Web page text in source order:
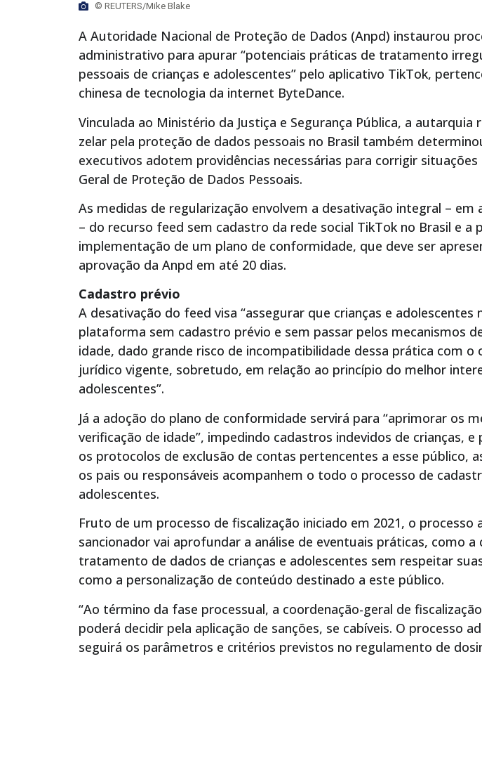
© REUTERS/Mike Blake
A Autoridade Nacional de Proteção de Dados (Anpd) instaurou
administrativo para apurar “potenciais práticas de tratamento
pessoais de crianças e adolescentes” pelo aplicativo TikTok,
chinesa de tecnologia da internet ByteDance.
Vinculada ao Ministério da Justiça e Segurança Pública, a autarquia
zelar pela proteção de dados pessoais no Brasil também
executivos adotem providências necessárias para corrigir situações
Geral de Proteção de Dados Pessoais.
As medidas de regularização envolvem a desativação integral – em
– do recurso feed sem cadastro da rede social TikTok no Brasil e a
implementação de um plano de conformidade, que deve ser
aprovação da Anpd em até 20 dias.
Cadastro prévio
A desativação do feed visa “assegurar que crianças e adolescentes
plataforma sem cadastro prévio e sem passar pelos mecanismos
idade, dado grande risco de incompatibilidade dessa prática com o
jurídico vigente, sobretudo, em relação ao princípio do melhor
adolescentes”.
Já a adoção do plano de conformidade servirá para “aprimorar os
verificação de idade”, impedindo cadastros indevidos de crianças,
os protocolos de exclusão de contas pertencentes a esse público,
os pais ou responsáveis acompanhem o todo o processo de
adolescentes.
Fruto de um processo de fiscalização iniciado em 2021, o processo
sancionador vai aprofundar a análise de eventuais práticas, como a
tratamento de dados de crianças e adolescentes sem respeitar
como a personalização de conteúdo destinado a este público.
“Ao término da fase processual, a coordenação-geral de
poderá decidir pela aplicação de sanções, se cabíveis. O processo
seguirá os parâmetros e critérios previstos no regulamento de